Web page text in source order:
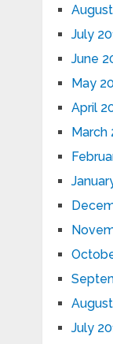
July
June
May
April
March
July